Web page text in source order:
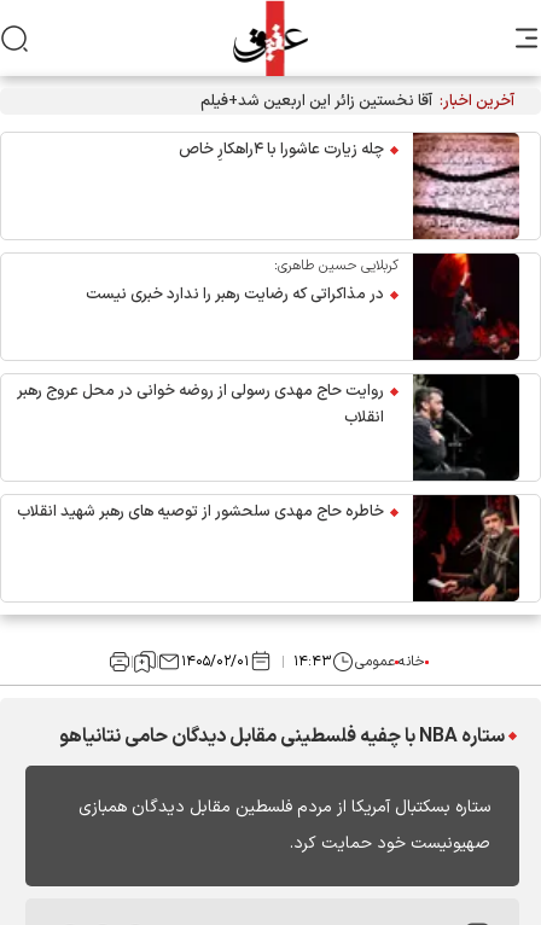
آخرین اخبار: آقا نخستین زائر این اربعین شد+فیلم
چله زیارت عاشورا با ۴راهکارِ خاص
کربلایی حسین طاهری:
در مذاکراتی که رضایت رهبر را ندارد خبری نیست
روایت حاج مهدی رسولی از روضه خوانی در محل عروج رهبر
انقلاب
خاطره حاج مهدی سلحشور از توصیه های رهبر شهید انقلاب
خانهعمومی ۱۴:۴۳ ۱۴۰۵/۰۲/۰۱
ستاره NBA با چفیه فلسطینی مقابل دیدگان حامی نتانیاهو
ستاره بسکتبال آمریکا از مردم فلسطین مقابل دیدگان همبازی
صهیونیست خود حمایت کرد.